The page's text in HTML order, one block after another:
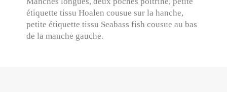
étiquette tissu Hoalen cousue sur la hanche,
petite étiquette tissu Seabass fish cousue au bas
de la manche gauche.